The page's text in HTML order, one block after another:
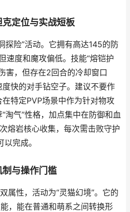
定位与实战短板
探险”活动。它拥有高达145的防
速度和魔攻偏低。技能“熔铠护
害，但存在2回合的冷却窗口
快的对手钻空子。建议不要作
特定PVP场景中作为针对物攻
淘气”性格，加点集中在防御和血
熔岩核心收集，每次需击败守护
完成。
与操作门槛
属性，活动为“灵猫幻境”。它的
，能在普通和萌系之间转换形